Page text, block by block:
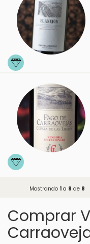
Mostrando 1a 8 de 8
Comprar